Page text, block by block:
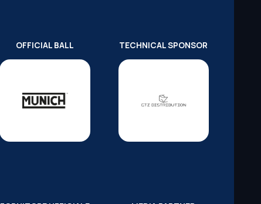
OFFICIAL BALL TECHNICAL SPONSOR